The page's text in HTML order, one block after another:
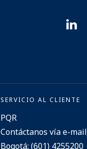
SERVICIO AL CLIENTE
PQR
Contáctanos vía e-mail
Bogotá: (601) 4255200